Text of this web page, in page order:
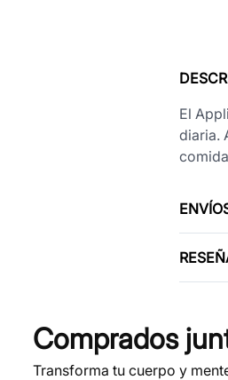
El
diaria.
Comprados
Transforma tu cuerpo y